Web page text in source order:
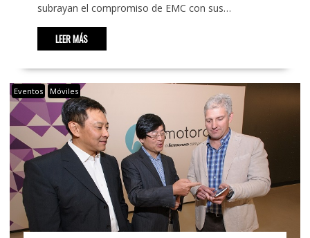
subrayan el compromiso de EMC con sus…
LEER MÁS
Eventos Móviles